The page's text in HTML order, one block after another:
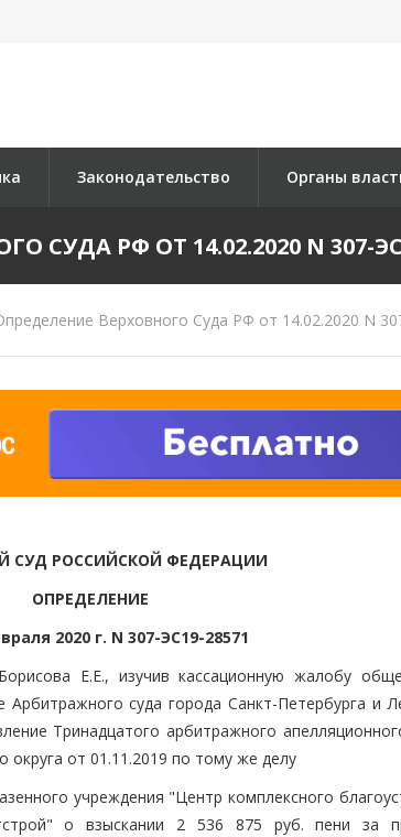
Законодательство Органы
СУДА РФ ОТ 14.02.2020 N 307-
Верховного Суда РФ от 14.02.2020 N
СУД РОССИЙСКОЙ ФЕДЕРАЦИИ
ОПРЕДЕЛЕНИЕ
2020 г. N 307-ЭС19-28571
Е.Е., изучив кассационную жалобу
суда города Санкт-Петербурга и
Тринадцатого арбитражного
от 01.11.2019 по тому же делу
учреждения "Центр комплексного
о взыскании 2 536 875 руб. пени за